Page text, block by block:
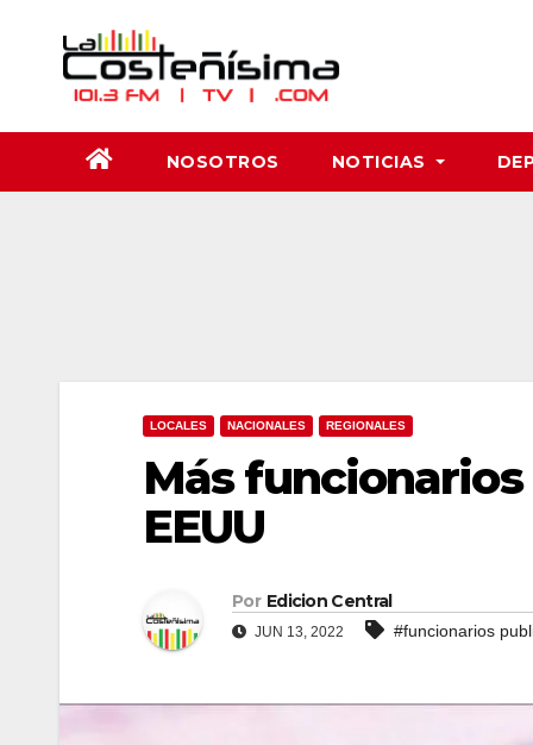
contenido
NOSOTROS NOTICIAS
LOCALES NACIONALES REGIONALES
Más
EEUU
Por Edicion Central
JUN 13, 2022 #funcionarios